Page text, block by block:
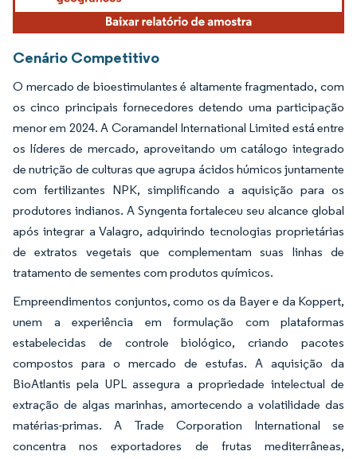
Cenário Competitivo
O mercado de bioestimulantes é altamente fragmentado, com
os cinco principais fornecedores detendo uma participação
menor em 2024. A Coramandel International Limited está entre
os líderes de mercado, aproveitando um catálogo integrado
de nutrição de culturas que agrupa ácidos húmicos juntamente
com fertilizantes NPK, simplificando a aquisição para os
produtores indianos. A Syngenta fortaleceu seu alcance global
após integrar a Valagro, adquirindo tecnologias proprietárias
de extratos vegetais que complementam suas linhas de
tratamento de sementes com produtos químicos.
Empreendimentos conjuntos, como os da Bayer e da Koppert,
unem a experiência em formulação com plataformas
estabelecidas de controle biológico, criando pacotes
compostos para o mercado de estufas. A aquisição da
BioAtlantis pela UPL assegura a propriedade intelectual de
extração de algas marinhas, amortecendo a volatilidade das
matérias-primas. A Trade Corporation International se
concentra nos exportadores de frutas mediterrâneas,